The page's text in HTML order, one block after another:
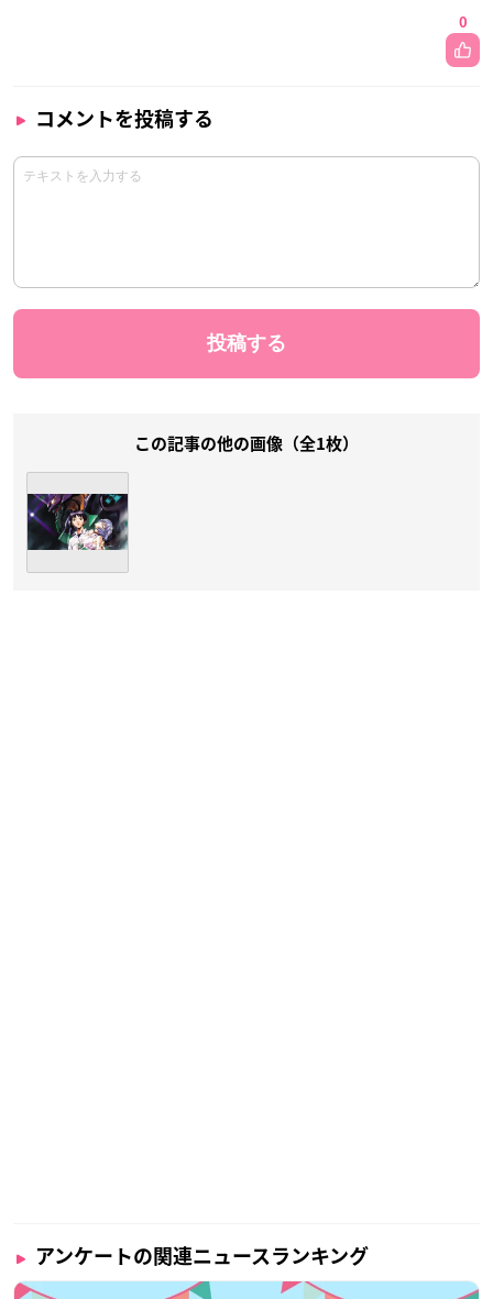
0
コメントを投稿する
この記事の他の画像（全1枚）
アンケートの関連ニュースランキング